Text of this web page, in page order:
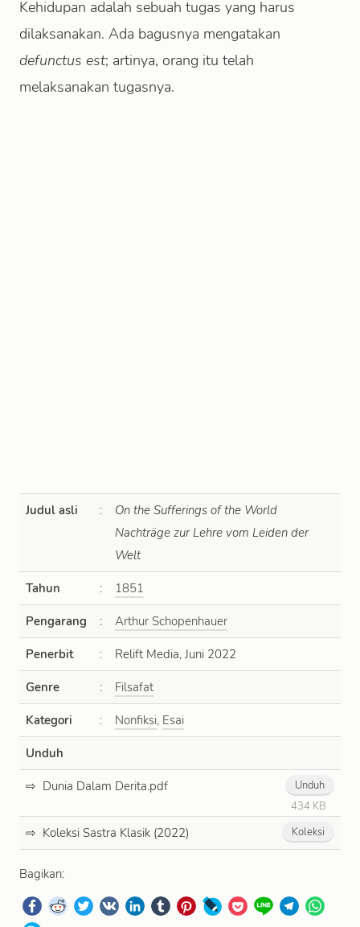
Kehidupan adalah sebuah tugas yang harus
dilaksanakan. Ada bagusnya mengatakan
defunctus est; artinya, orang itu telah
melaksanakan tugasnya.
Judul asli :
On the Sufferings of the World
Nachträge zur Lehre vom Leiden der
Welt
Tahun : 1851
Pengarang : Arthur Schopenhauer
Penerbit : Relift Media, Juni 2022
Genre : Filsafat
Kategori : Nonfiksi, Esai
Unduh
Unduh
434 KB
Dunia Dalam Derita.pdf
Koleksi
Koleksi Sastra Klasik (2022)
Bagikan: